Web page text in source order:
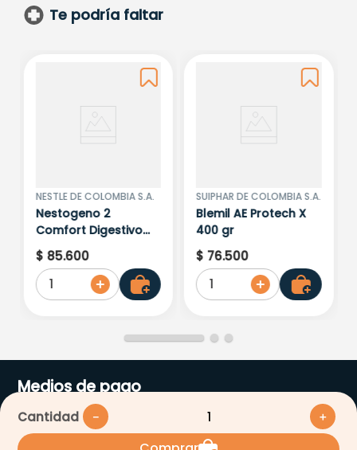
Cantidad ＋
－
Te podría faltar
NESTLE DE COLOMBIA S.A.
Nestogeno 2
Comfort Digestivo
(Formula Infantil) X
800Gr
$ 85.600
1
SUIPHAR DE COLOMBIA S.A.
Blemil AE Protech X
400 gr
$ 76.500
1
Medios de pago